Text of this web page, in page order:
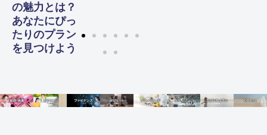
の魅力とは？
あなたにぴっ
たりのプラン
を見つけよう